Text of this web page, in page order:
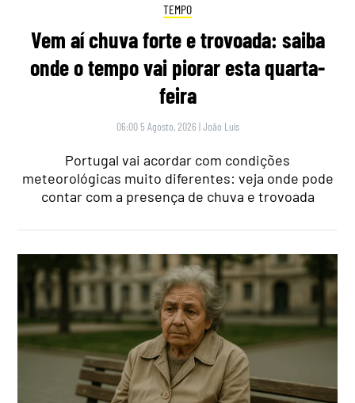
TEMPO
Vem aí chuva forte e trovoada: saiba
onde o tempo vai piorar esta quarta-
feira
06:00 5 Agosto, 2026 |João Luís
Portugal vai acordar com condições
meteorológicas muito diferentes: veja onde pode
contar com a presença de chuva e trovoada